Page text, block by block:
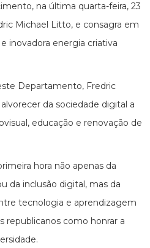
na última quarta-feira, 23
Michael Litto, e consagra em
inovadora energia criativa
Departamento, Fredric
da sociedade digital a
educação e renovação de
hora não apenas da
da inclusão digital, mas da
tecnologia e aprendizagem
republicanos como honrar a